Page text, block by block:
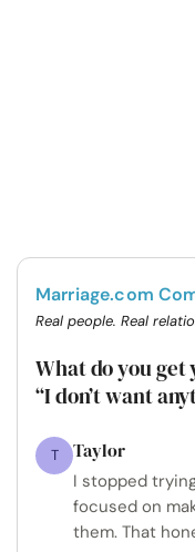
Marriage.com
Real people. Real
What do you
“I don’t want
T Taylor
I stopped
focused on
them. That